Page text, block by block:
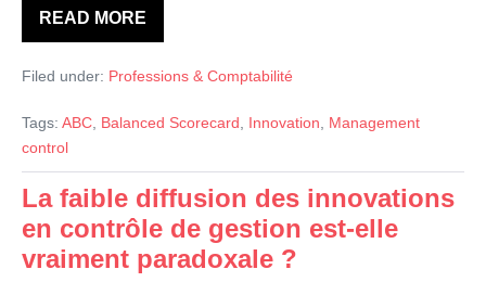
READ MORE
Innovation
et
Filed under: Professions & Comptabilité
Tags: ABC, Balanced Scorecard, Innovation, Management
control
La faible diffusion des innovations
en contrôle de gestion est-elle
vraiment paradoxale ?